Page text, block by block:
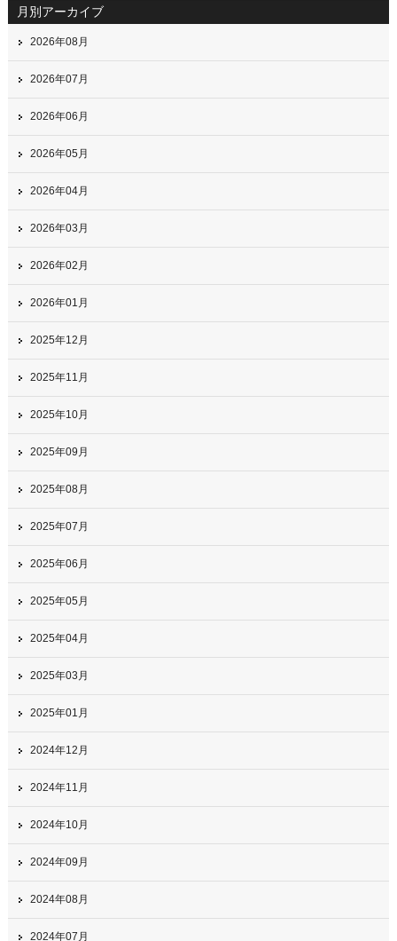
月別アーカイブ
2026年08月
2026年07月
2026年06月
2026年05月
2026年04月
2026年03月
2026年02月
2026年01月
2025年12月
2025年11月
2025年10月
2025年09月
2025年08月
2025年07月
2025年06月
2025年05月
2025年04月
2025年03月
2025年01月
2024年12月
2024年11月
2024年10月
2024年09月
2024年08月
2024年07月